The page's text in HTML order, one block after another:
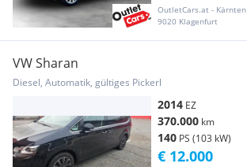
OutletCars.at - Kärnten
9020 Klagenfurt
VW Sharan
Diesel, Automatik, gültiges Pickerl
2014 EZ
370.000 km
140 PS (103 kW)
€ 12.000